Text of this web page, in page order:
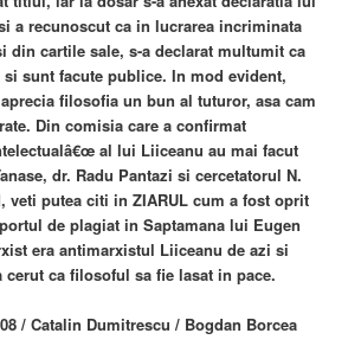
a recunoscut ca in lucrarea incriminata
din cartile sale, s-a declarat multumit ca
sunt facute publice. In mod evident,
filosofia un bun al tuturor, asa cam
Din comisia care a confirmat
al lui Liiceanu au mai facut
dr. Radu Pantazi si cercetatorul N.
putea citi in ZIARUL cum a fost oprit
de plagiat in Saptamana lui Eugen
era antimarxistul Liiceanu de azi si
cerut ca filosoful sa fie lasat in pace.
/ Catalin Dumitrescu / Bogdan Borcea